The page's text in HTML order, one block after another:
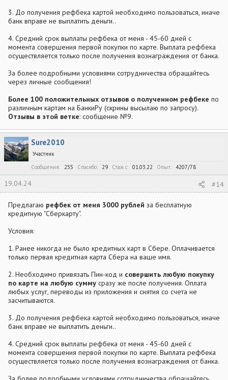
3. До получения рефбека картой необходимо пользоваться, иначе
банк вправе не выплатить деньги..
4. Средний срок выплаты рефбека от меня - 45-60 дней с
момента совершения первой покупки по карте. Выплата рефбека
осуществляется только после получения вознаграждения от банка.
За более подробными условиями сотрудничества обращайтесь
через личные сообщения!
Более 100 положительных отзывов о полученном рефбеке по
различным картам на БанкиРу (скрины высылаю по запросу).
Отзывы в этой ветке: сообщение №9.
Sure2010
Участник
Сообщения
255 Спасибо 29 Стаж c 01.03.22 Опыт 4207/78
19.04.24 #14
Предлагаю рефбек от меня 3000 рублей за бесплатную
кредитную "Сберкарту".
Условия:
1. Ранее никогда не было кредитных карт в Сбере. Оплачивается
только первая кредитная карта Сбера на ваше имя.
2. Необходимо привязать Пин-код и совершить любую покупку
по карте на любую сумму сразу же после получения. Оплата
любых услуг, переводы из приложения и снятия со счета не
засчитываются.
3. До получения рефбека картой необходимо пользоваться, иначе
банк вправе не выплатить деньги..
4. Средний срок выплаты рефбека от меня - 45-60 дней с
момента совершения первой покупки по карте. Выплата рефбека
осуществляется только после получения вознаграждения от банка.